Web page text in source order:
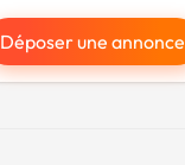
Déposer une annonce